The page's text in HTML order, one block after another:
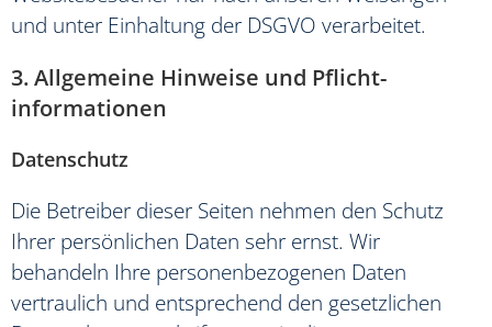
und unter Einhaltung der DSGVO verarbeitet.
3. Allgemeine Hinweise und Pflicht­
informationen
Datenschutz
Die Betreiber dieser Seiten nehmen den Schutz
Ihrer persönlichen Daten sehr ernst. Wir
behandeln Ihre personenbezogenen Daten
vertraulich und entsprechend den gesetzlichen